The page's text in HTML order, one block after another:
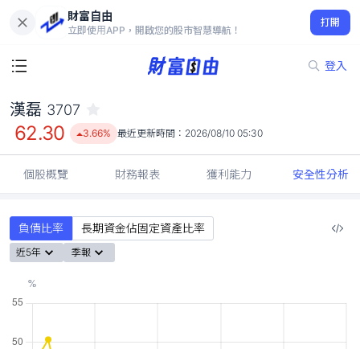
財富自由
立即使用APP，開啟您的股市智慧導航！
打開
登入
62.30
3.66%
漢磊 3707
62.30 3.66% 最近更新時間： 2026/08/10 05:30
個股概覽 財務報表 獲利能力 安全性分析
負債比率 長期資金佔固定資產比率
近5年 季報